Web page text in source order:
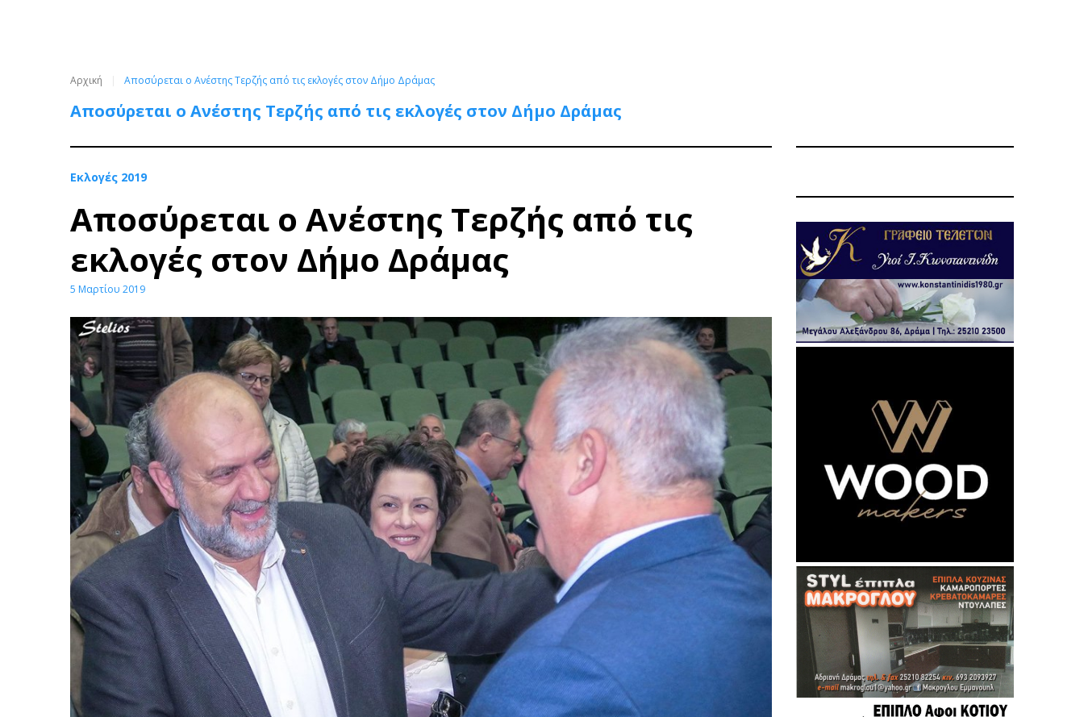
Αρχική Αποσύρεται ο Ανέστης Τερζής από τις εκλογές στον Δήμο Δράμας
Αποσύρεται ο Ανέστης Τερζής από τις εκλογές στον Δήμο Δράμας
Εκλογές 2019
Αποσύρεται ο Ανέστης Τερζής από τις
εκλογές στον Δήμο Δράμας
5 Μαρτίου 2019